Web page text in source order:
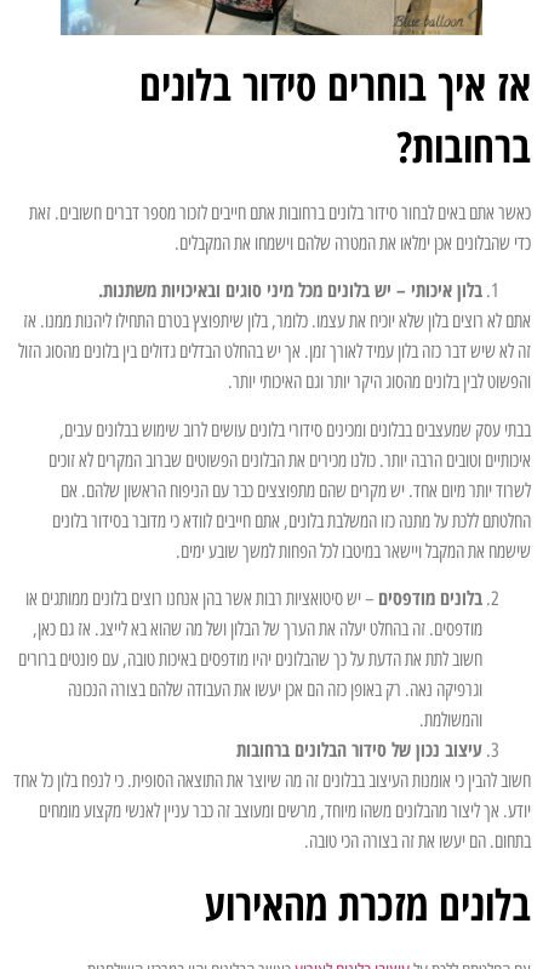
אז איך בוחרים סידור בלונים
ברחובות?
כאשר אתם באים לבחור סידור בלונים ברחובות אתם חייבים לזכור מספר דברים חשובים. זאת
כדי שהבלונים אכן ימלאו את המטרה שלהם וישמחו את המקבלים.
בלון איכותי – יש בלונים מכל מיני סוגים ובאיכויות משתנות.
אתם לא רוצים בלון שלא יוכיח את עצמו. כלומר, בלון שיתפוצץ בטרם התחילו ליהנות ממנו. אז
זה לא שיש דבר כזה בלון עמיד לאורך זמן. אך יש בהחלט הבדלים גדולים בין בלונים מהסוג הזול
והפשוט לבין בלונים מהסוג היקר יותר וגם האיכותי יותר.
בבתי עסק שמעצבים בבלונים ומכינים סידורי בלונים עושים לרוב שימוש בבלונים עבים,
איכותיים וטובים הרבה יותר. כולנו מכירים את הבלונים הפשוטים שברוב המקרים לא זוכים
לשרוד יותר מיום אחד. יש מקרים שהם מתפוצצים כבר עם הניפוח הראשון שלהם. אם
החלטתם ללכת על מתנה כזו המשלבת בלונים, אתם חייבים לוודא כי מדובר בסידור בלונים
שישמח את המקבל ויישאר במיטבו לכל הפחות למשך שובע ימים.
בלונים מודפסים – יש סיטואציות רבות אשר בהן אנחנו רוצים בלונים ממותגים או
מודפסים. זה בהחלט יעלה את הערך של הבלון ושל מה שהוא בא לייצג. אז גם כאן,
חשוב לתת את הדעת על כך שהבלונים יהיו מודפסים באיכות טובה, עם פונטים ברורים
וגרפיקה נאה. רק באופן כזה הם אכן יעשו את העבודה שלהם בצורה הנכונה
והמשולמת.
עיצוב נכון של סידור הבלונים ברחובות
חשוב להבין כי אומנות העיצוב בבלונים זה מה שיוצר את התוצאה הסופית. כי לנפח בלון כל אחד
יודע. אך ליצור מהבלונים משהו מיוחד, מרשים ומעוצב זה כבר עניין לאנשי מקצוע מומחים
בתחום. הם יעשו את זה בצורה הכי טובה.
בלונים מזכרת מהאירוע